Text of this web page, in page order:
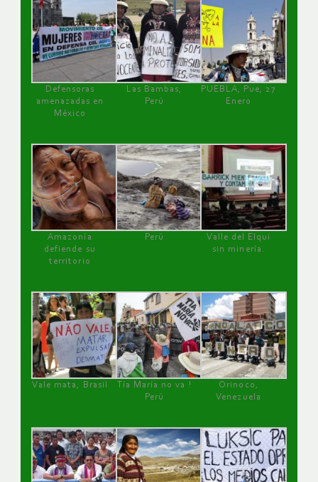
Defensoras
amenazadas en
México
Las Bambas,
Perú
PUEBLA, Pue, 27
Enero
Amazonía
defiende su
territorio
Perú
Valle del Elqui
sin minería.
Vale mata, Brasil
Tía María no va !
Perú
Orinoco,
Venezuela